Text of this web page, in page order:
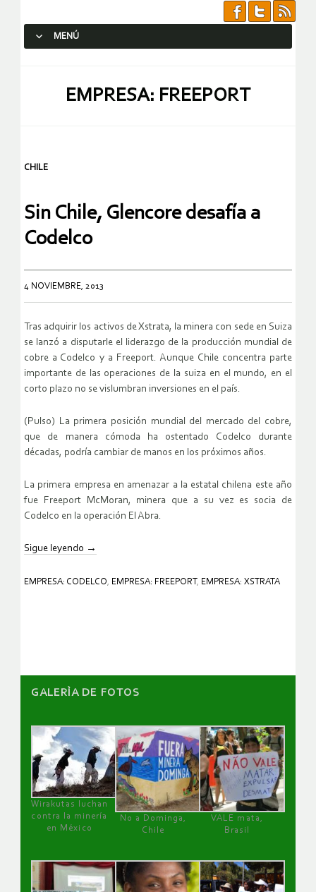
MENÚ
EMPRESA: FREEPORT
CHILE
Sin Chile, Glencore desafía a
Codelco
4 NOVIEMBRE, 2013
Tras adquirir los activos de Xstrata, la minera con sede en Suiza
se lanzó a disputarle el liderazgo de la producción mundial de
cobre a Codelco y a Freeport. Aunque Chile concentra parte
importante de las operaciones de la suiza en el mundo, en el
corto plazo no se vislumbran inversiones en el país.
(Pulso) La primera posición mundial del mercado del cobre,
que de manera cómoda ha ostentado Codelco durante
décadas, podría cambiar de manos en los próximos años.
La primera empresa en amenazar a la estatal chilena este año
fue Freeport McMoran, minera que a su vez es socia de
Codelco en la operación El Abra.
Sigue leyendo →
EMPRESA: CODELCO, EMPRESA: FREEPORT , EMPRESA: XSTRATA
GALERÌA DE FOTOS
Wirakutas luchan
contra la minería
en México
No a Dominga,
Chile
VALE mata,
Brasil